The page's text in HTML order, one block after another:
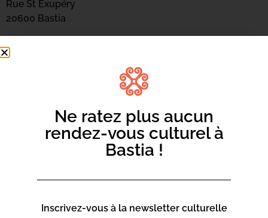
Rue St Exupéry
20600 Bastia
sciences/centru-culturale-alboru/
Centru culturale Alb’Oru
Rue St Exupéry
Ne ratez plus aucun
rendez-vous culturel à
Bastia !
Inscrivez-vous à la newsletter culturelle